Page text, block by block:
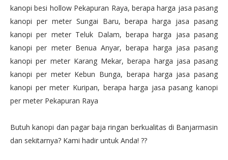
kanopi besi hollow Pekapuran Raya, berapa harga jasa pasang
kanopi per meter Sungai Baru, berapa harga jasa pasang
kanopi per meter Teluk Dalam, berapa harga jasa pasang
kanopi per meter Benua Anyar, berapa harga jasa pasang
kanopi per meter Karang Mekar, berapa harga jasa pasang
kanopi per meter Kebun Bunga, berapa harga jasa pasang
kanopi per meter Kuripan, berapa harga jasa pasang kanopi
per meter Pekapuran Raya
Butuh kanopi dan pagar baja ringan berkualitas di Banjarmasin
dan sekitarnya? Kami hadir untuk Anda! ??